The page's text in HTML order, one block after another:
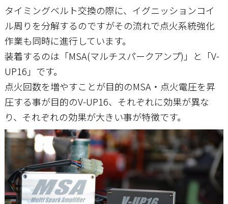
タイミングベルト交換の際に、イグニッションコイ
ル周りを分解するのですがその流れで点火系統強化
作業も同時に進行しています。
装着するのは「MSA(マルチスパークアンプ)」と「V-
UP16」です。
点火回数を増やすことが目的のMSA・点火電圧を昇
圧する事が目的のV-UP16、それぞれに効果が異な
り、それぞれの効果が大きい事が特徴です。